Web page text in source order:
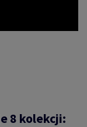
8 kolekcji: